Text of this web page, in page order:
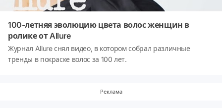
100-летняя эволюцию цвета волос женщин в
ролике от Allure
Журнал Allure снял видео, в котором собрал различные
тренды в покраске волос за 100 лет.
Реклама